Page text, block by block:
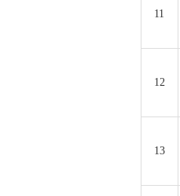
11
12
13